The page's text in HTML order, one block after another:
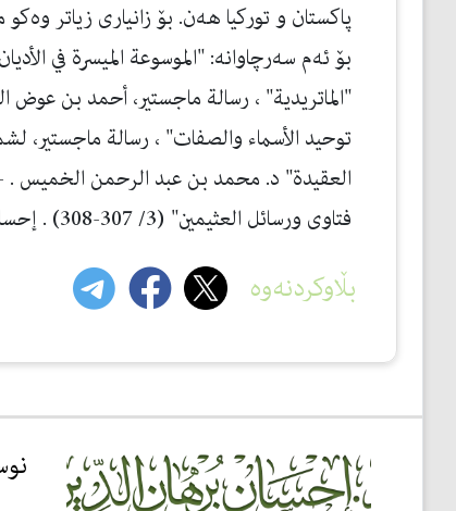
پاكستان و توركیا هه‌ن. بۆ زانیاری زیاتر
"الماتريدية" ، رسالة ماجستير، أحمد بن عوض
توحيد الأسماء والصفات" ، رسالة ماجستير،
العقيدة" د. محمد بن عبد الرحمن الخميس .
فتاوى ورسائل العثيمين" (3/ 307-308) . إحسان برهان الدین 2018-1-24 سلێمانی
بڵاوکردنەوە